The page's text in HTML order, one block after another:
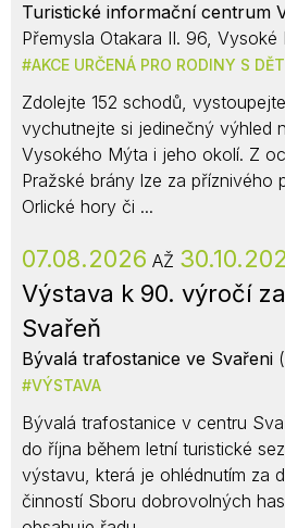
Turistické informační centrum
Přemysla Otakara II. 96, Vysoké
AKCE URČENÁ PRO RODINY S
Zdolejte 152 schodů,
vychutnejte si jedinečný výhled
Vysokého Mýta i jeho okolí. Z
Pražské brány lze za příznivého
Orlické hory či ...
07.08.2026 AŽ
Výstava k 90. výročí
Svařeň
Bývalá trafostanice ve Svařeni
VÝSTAVA
Bývalá trafostanice v centru
do října během letní turistické
výstavu, která je ohlédnutím za
činností Sboru dobrovolných